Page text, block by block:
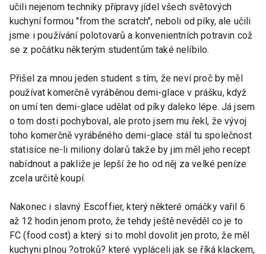
učili nejenom techniky přípravy jídel všech světových
kuchyní formou "from the scratch", neboli od píky, ale učili
jsme i používání polotovarů a konvenientních potravin což
se z počátku některým studentům také nelíbilo.
Přišel za mnou jeden student s tím, že neví proč by měl
používat komerčně vyráběnou demi-glace v prášku, když
on umí ten demi-glace udělat od píky daleko lépe. Já jsem
o tom dosti pochyboval, ale proto jsem mu řekl, že vývoj
toho komerčně vyráběného demi-glace stál tu společnost
statisíce ne-li miliony dolarů takže by jim měl jeho recept
nabídnout a pakliže je lepší že ho od něj za velké peníze
zcela určitě koupí.
Nakonec i slavný Escoffier, který některé omáčky vařil 6
až 12 hodin jenom proto, že tehdy ještě nevěděl co je to
FC (food cost) a který si to mohl dovolit jen proto, že měl
kuchyni plnou ?otroků? které vypláceli jak se říká klackem,